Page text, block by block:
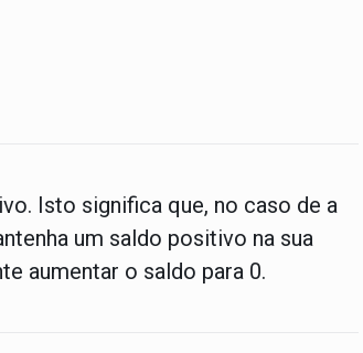
Isto significa que, no caso de a
um saldo positivo na sua
aumentar o saldo para 0.